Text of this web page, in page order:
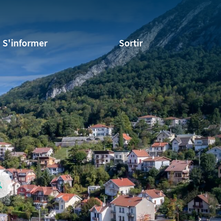
S'informer Sortir
Valider